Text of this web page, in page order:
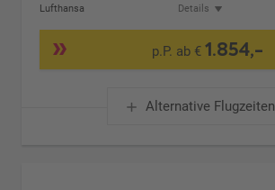
Lufthansa
Details
p.P. ab €1.854,-
Alternative Flugzeiten